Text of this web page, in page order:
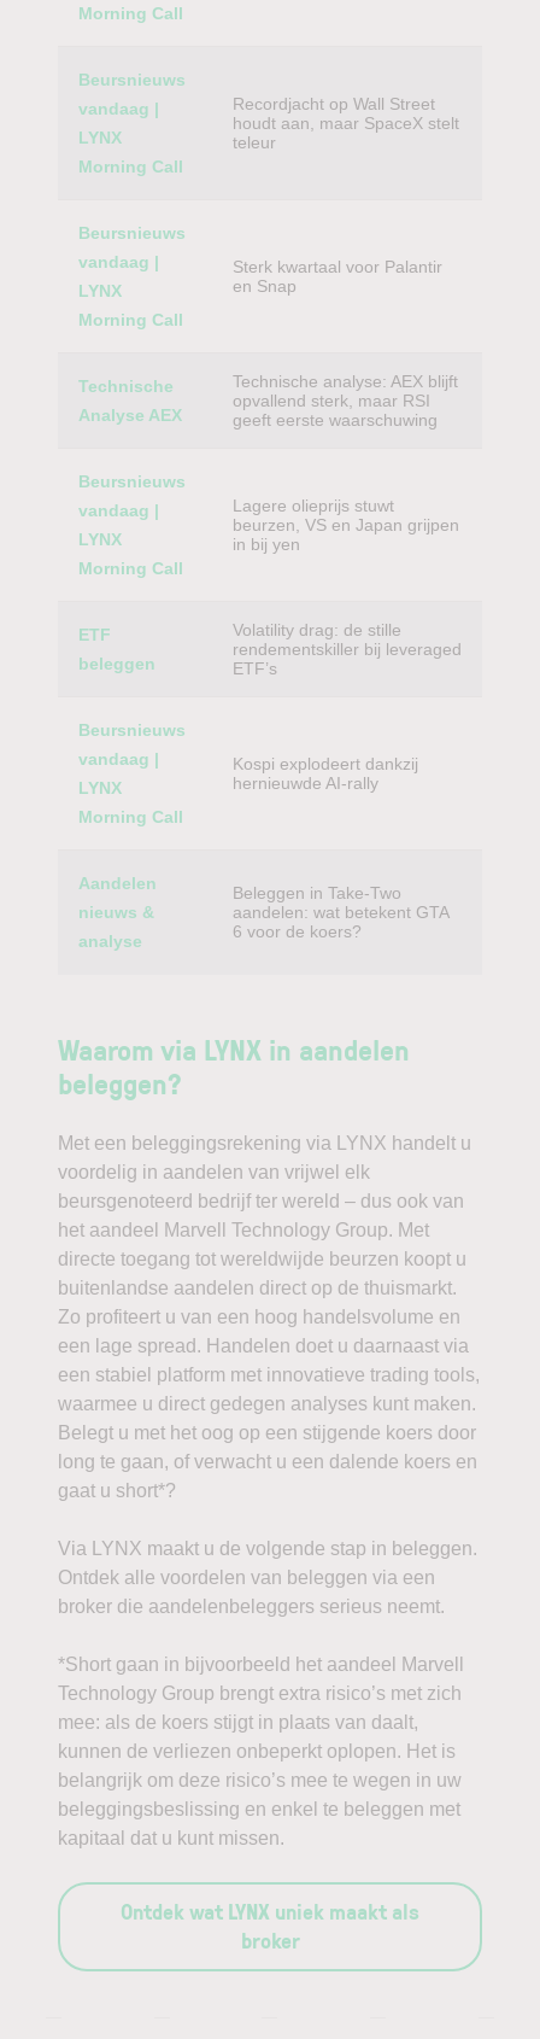
Morning Call
Beursnieuws
vandaag |
LYNX
Morning Call
Recordjacht op Wall Street
houdt aan, maar SpaceX stelt
teleur
Beursnieuws
vandaag |
LYNX
Morning Call
Sterk kwartaal voor Palantir
en Snap
Technische
Analyse AEX
Technische analyse: AEX blijft
opvallend sterk, maar RSI
geeft eerste waarschuwing
Beursnieuws
vandaag |
LYNX
Morning Call
Lagere olieprijs stuwt
beurzen, VS en Japan grijpen
in bij yen
ETF
beleggen
Volatility drag: de stille
rendementskiller bij leveraged
ETF’s
Beursnieuws
vandaag |
LYNX
Morning Call
Kospi explodeert dankzij
hernieuwde AI-rally
Aandelen
nieuws &
analyse
Beleggen in Take-Two
aandelen: wat betekent GTA
6 voor de koers?
Waarom via LYNX in aandelen
beleggen?
Met een beleggingsrekening via LYNX handelt u
voordelig in aandelen van vrijwel elk
beursgenoteerd bedrijf ter wereld – dus ook van
het aandeel Marvell Technology Group. Met
directe toegang tot wereldwijde beurzen koopt u
buitenlandse aandelen direct op de thuismarkt.
Zo profiteert u van een hoog handelsvolume en
een lage spread. Handelen doet u daarnaast via
een stabiel platform met innovatieve trading tools,
waarmee u direct gedegen analyses kunt maken.
Belegt u met het oog op een stijgende koers door
long te gaan, of verwacht u een dalende koers en
gaat u short*?
Via LYNX maakt u de volgende stap in beleggen.
Ontdek alle voordelen van beleggen via een
broker die aandelenbeleggers serieus neemt.
*Short gaan in bijvoorbeeld het aandeel Marvell
Technology Group brengt extra risico’s met zich
mee: als de koers stijgt in plaats van daalt,
kunnen de verliezen onbeperkt oplopen. Het is
belangrijk om deze risico’s mee te wegen in uw
beleggingsbeslissing en enkel te beleggen met
kapitaal dat u kunt missen.
Ontdek wat LYNX uniek maakt als
broker